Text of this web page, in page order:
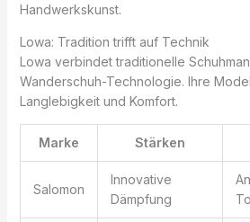
Handwerkskunst.
Lowa: Tradition trifft auf Technik
Lowa verbindet traditionelle
Wanderschuh-Technologie. Ihre
Langlebigkeit und Komfort.
Marke Stärken
Salomon
Innovative
Dämpfung